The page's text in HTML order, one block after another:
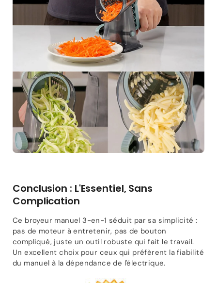
Conclusion : L'Essentiel, Sans
Complication
Ce broyeur manuel 3-en-1 séduit par sa simplicité :
pas de moteur à entretenir, pas de bouton
compliqué, juste un outil robuste qui fait le travail.
Un excellent choix pour ceux qui préfèrent la fiabilité
du manuel à la dépendance de l'électrique.